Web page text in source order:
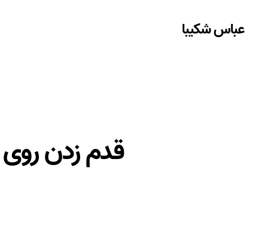
عباس شکیبا
قدم زدن